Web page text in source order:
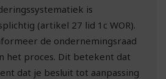
is
(artikel 27 lid 1c WOR).
de ondernemingsraad
het proces. Dit betekent dat
dat je besluit tot aanpassing